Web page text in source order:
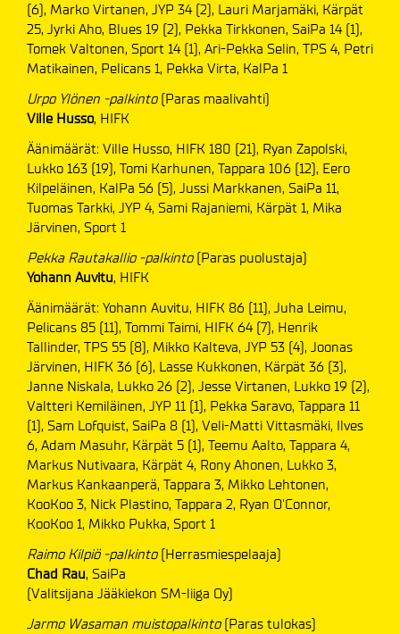
(6), Marko Virtanen, JYP 34 (2), Lauri Marjamäki, Kärpät
25, Jyrki Aho, Blues 19 (2), Pekka Tirkkonen, SaiPa 14 (1),
Tomek Valtonen, Sport 14 (1), Ari-Pekka Selin, TPS 4, Petri
Matikainen, Pelicans 1, Pekka Virta, KalPa 1
Urpo Ylönen -palkinto(Paras maalivahti)
Ville Husso, HIFK
Äänimäärät: Ville Husso, HIFK 180 (21), Ryan Zapolski,
Lukko 163 (19), Tomi Karhunen, Tappara 106 (12), Eero
Kilpeläinen, KalPa 56 (5), Jussi Markkanen, SaiPa 11,
Tuomas Tarkki, JYP 4, Sami Rajaniemi, Kärpät 1, Mika
Järvinen, Sport 1
Pekka Rautakallio -palkinto(Paras puolustaja)
Yohann Auvitu, HIFK
Äänimäärät: Yohann Auvitu, HIFK 86 (11), Juha Leimu,
Pelicans 85 (11), Tommi Taimi, HIFK 64 (7), Henrik
Tallinder, TPS 55 (8), Mikko Kalteva, JYP 53 (4), Joonas
Järvinen, HIFK 36 (6), Lasse Kukkonen, Kärpät 36 (3),
Janne Niskala, Lukko 26 (2), Jesse Virtanen, Lukko 19 (2),
Valtteri Kemiläinen, JYP 11 (1), Pekka Saravo, Tappara 11
(1), Sam Lofquist, SaiPa 8 (1), Veli-Matti Vittasmäki, Ilves
6, Adam Masuhr, Kärpät 5 (1), Teemu Aalto, Tappara 4,
Markus Nutivaara, Kärpät 4, Rony Ahonen, Lukko 3,
Markus Kankaanperä, Tappara 3, Mikko Lehtonen,
KooKoo 3, Nick Plastino, Tappara 2, Ryan O'Connor,
KooKoo 1, Mikko Pukka, Sport 1
Raimo Kilpiö -palkinto(Herrasmiespelaaja)
Chad Rau, SaiPa
(Valitsijana Jääkiekon SM-liiga Oy)
Jarmo Wasaman muistopalkinto(Paras tulokas)